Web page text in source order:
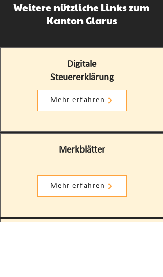
Weitere nützliche Links zum
Kanton Glarus
Digitale
Steuererklärung
Mehr erfahren
Merkblätter
Mehr erfahren